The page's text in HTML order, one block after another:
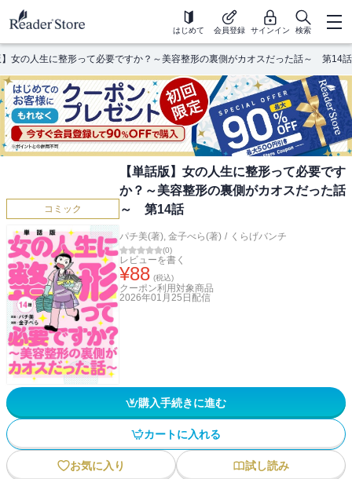
はじめて 会員登録 サインイン 検索
女の人生に整形って必要ですか？～美容整形の裏側がカオスだった話～ 第14話
コミック
【単話版】女の人生に整形って必要です
か？～美容整形の裏側がカオスだった話
～ 第14話
パチ美(著), 金子べら(著) / くらげバンチ
(0)
レビューを書く
¥88 (税込)
クーポン利用対象商品
2026年01月25日 配信
購入手続きに進む
カートに入れる
お気に入り
試し読み